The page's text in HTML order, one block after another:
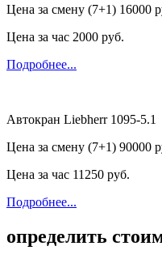
Цена за смену (7+1) 16000
Цена за час 2000 руб.
Подробнее...
Автокран Liebherr 1095-5.1
Цена за смену (7+1) 90000
Цена за час 11250 руб.
Подробнее...
определить